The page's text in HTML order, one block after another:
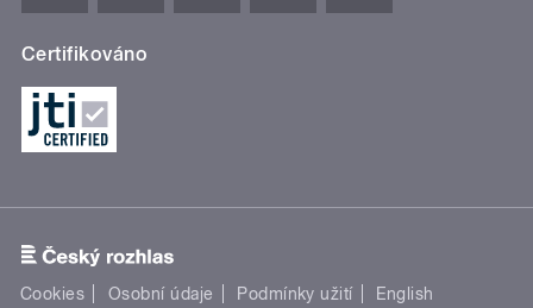
Certifikováno
Cookies Osobní údaje Podmínky užití English